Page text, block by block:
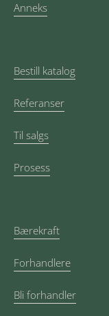
Anneks
Bestill katalog
Referanser
Til salgs
Prosess
Bærekraft
Forhandlere
Bli forhandler